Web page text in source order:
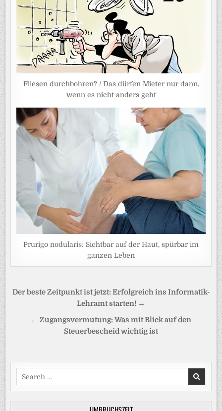
Fliesen durchbohren? / Das dürfen Mieter nur dann,
wenn es nicht anders geht
Prurigo nodularis: Sichtbar auf der Haut, spürbar im
ganzen Leben
Beitragsnavigation
Der beste Zeitpunkt ist jetzt: Erfolgreich ins Informatik-
Lehramt starten! →
← Zugangsvermutung: Was mit Blick auf den
Steuerbescheid wichtig ist
Search
for: